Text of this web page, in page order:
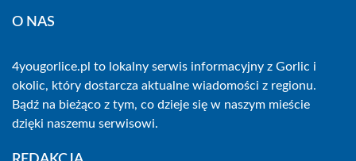
O NAS
4yougorlice.pl to lokalny serwis informacyjny z Gorlic i
okolic, który dostarcza aktualne wiadomości z regionu.
Bądź na bieżąco z tym, co dzieje się w naszym mieście
dzięki naszemu serwisowi.